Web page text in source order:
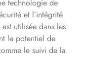
technologie de
et l’intégrité
utilisée dans les
le potentiel de
le suivi de la